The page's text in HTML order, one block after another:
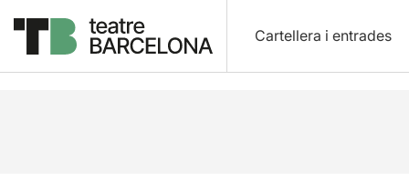
Cartellera i entrades